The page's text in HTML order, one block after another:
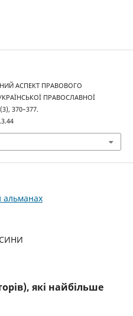
АСПЕКТ ПРАВОВОГО
ПРАВОСЛАВНОЇ
370–377.
альманах
які найбільше